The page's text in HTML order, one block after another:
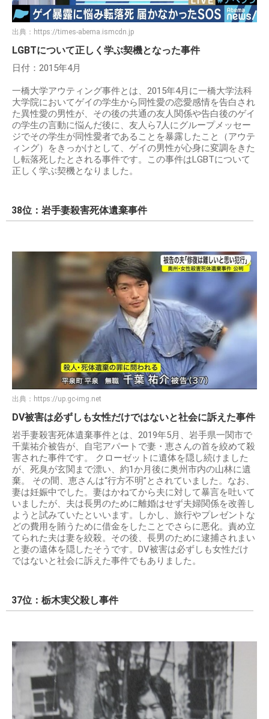
出典： https://times-abema.ismcdn.jp
LGBTについて正しく学ぶ契機となった事件
日付：2015年4月
一橋大学アウティング事件とは、2015年4月に一橋大学法科
大学院においてゲイの学生から同性愛の恋愛感情を告白され
た異性愛の男性が、その後の共通の友人関係や告白後のゲイ
の学生の言動に悩んだ後に、友人ら7人にグループメッセー
ジでその学生が同性愛者であることを暴露したこと（アウテ
ィング）をきっかけとして、ゲイの男性が心身に変調をきた
し転落死したとされる事件です。この事件はLGBTについて
正しく学ぶ契機となりました。
38位：岩手妻殺害死体遺棄事件
出典： https://up.gc-img.net
DV被害は必ずしも女性だけではないと社会に訴えた事件
岩手妻殺害死体遺棄事件とは、2019年5月、岩手県一関市で
千葉祐介被告が、自宅アパートで妻・恵さんの首を絞めて殺
害された事件です。 クローゼットに遺体を隠し続けました
が、死臭が玄関まで漂い、約1か月後に奥州市内の山林に遺
棄。 その間、恵さんは“行方不明”とされていました。なお、
妻は妊娠中でした。妻はかねてから夫に対して暴言を吐いて
いましたが、夫は長男のために離婚はせず夫婦関係を改善し
ようと試みていたといいます。しかし、旅行やプレゼントな
どの費用を賄うために借金をしたことでさらに悪化。責め立
てられた夫は妻を絞殺。その後、長男のために逮捕されまい
と妻の遺体を隠したそうです。DV被害は必ずしも女性だけ
ではないと社会に訴えた事件でもありました。
37位：栃木実父殺し事件